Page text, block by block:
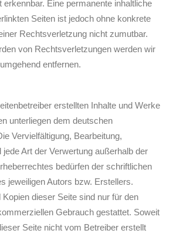
erkennbar. Eine permanente inhaltliche
Seiten ist jedoch ohne konkrete
Rechtsverletzung nicht zumutbar.
von Rechtsverletzungen werden wir
entfernen.
erstellten Inhalte und Werke
unterliegen dem deutschen
Vervielfältigung, Bearbeitung,
jede Art der Verwertung außerhalb der
bedürfen der schriftlichen
jeweiligen Autors bzw. Erstellers.
Kopien dieser Seite sind nur für den
Gebrauch gestattet. Soweit
Seite nicht vom Betreiber erstellt